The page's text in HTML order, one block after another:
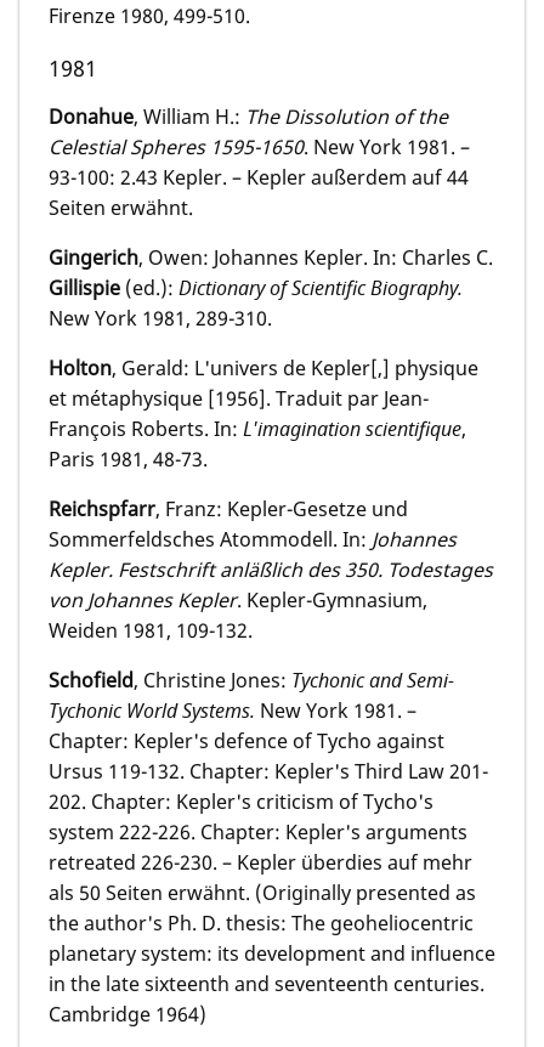
Firenze 1980, 499-510.
1981
Donahue, William H.: The Dissolution of the
Celestial Spheres 1595-1650. New York 1981. –
93-100: 2.43 Kepler. – Kepler außerdem auf 44
Seiten erwähnt.
Gingerich, Owen: Johannes Kepler. In: Charles C.
Gillispie (ed.): Dictionary of Scientific Biography.
New York 1981, 289-310.
Holton, Gerald: L'univers de Kepler[,] physique
et métaphysique [1956]. Traduit par Jean-
François Roberts. In: L'imagination scientifique,
Paris 1981, 48-73.
Reichspfarr, Franz: Kepler-Gesetze und
Sommerfeldsches Atommodell. In: Johannes
Kepler. Festschrift anläßlich des 350. Todestages
von Johannes Kepler. Kepler-Gymnasium,
Weiden 1981, 109-132.
Schofield, Christine Jones: Tychonic and Semi-
Tychonic World Systems. New York 1981. –
Chapter: Kepler's defence of Tycho against
Ursus 119-132. Chapter: Kepler's Third Law 201-
202. Chapter: Kepler's criticism of Tycho's
system 222-226. Chapter: Kepler's arguments
retreated 226-230. – Kepler überdies auf mehr
als 50 Seiten erwähnt. (Originally presented as
the author's Ph. D. thesis: The geoheliocentric
planetary system: its development and influence
in the late sixteenth and seventeenth centuries.
Cambridge 1964)